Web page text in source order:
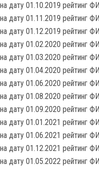
на дату 01.10.2019 рейтинг
на дату 01.11.2019 рейтинг
на дату 01.12.2019 рейтинг
на дату 01.02.2020 рейтинг
на дату 01.03.2020 рейтинг
на дату 01.04.2020 рейтинг
на дату 01.06.2020 рейтинг
на дату 01.08.2020 рейтинг
на дату 01.09.2020 рейтинг
на дату 01.01.2021 рейтинг
на дату 01.06.2021 рейтинг
на дату 01.12.2021 рейтинг
на дату 01.05.2022 рейтинг